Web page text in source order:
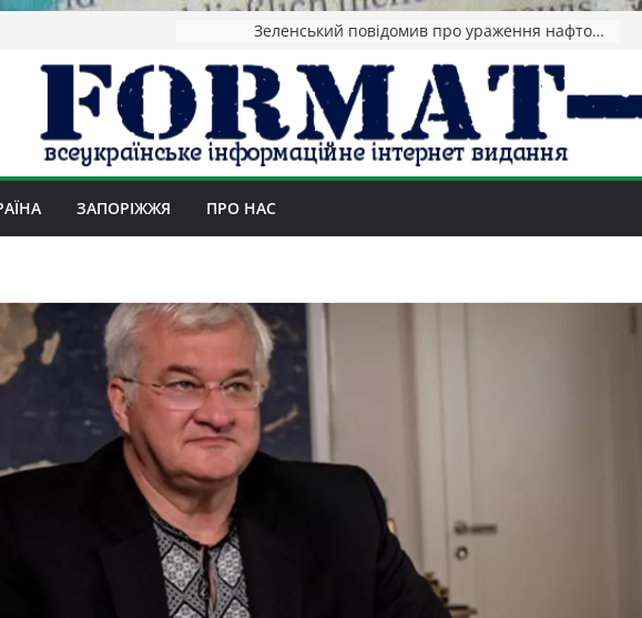
Зеленський повідомив про ураження нафтозаводів РФ за понад 1300 км від фронту
ЗАПОРІЖЖЯ ПРО НАС